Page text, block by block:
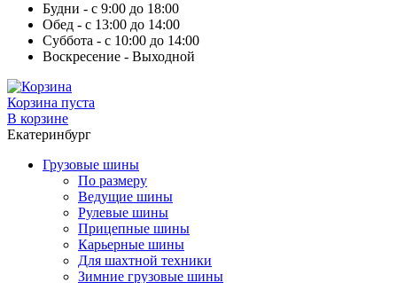
Будни - с 9:00 до 18:00
Обед - с 13:00 до 14:00
Суббота - с 10:00 до 14:00
Воскресение - Выходной
Корзина пуста
В корзине
Екатеринбург
Грузовые шины
По размеру
Ведущие шины
Рулевые шины
Прицепные шины
Карьерные шины
Для шахтной техники
Зимние грузовые шины